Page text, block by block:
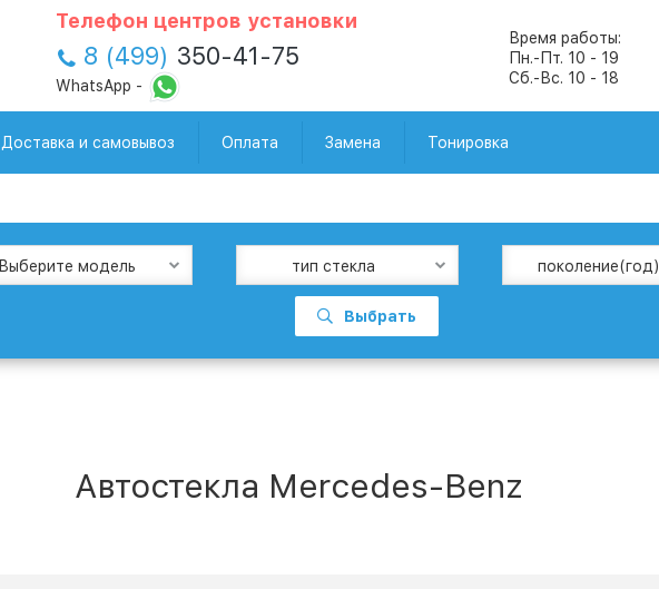
Телефон центров установки
8 (499) 350-41-75
WhatsApp -
Время работы:
Пн.-Пт. 10 - 19
Сб.-Вс. 10 - 18
Доставка и самовывоз Оплата Замена Тонировка
Выберите модель тип стекла поколение(год)
Выбрать
Автостекла Mercedes-Benz